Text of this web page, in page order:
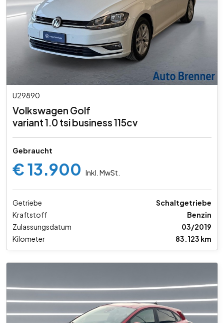
U29890
Volkswagen Golf
variant 1.0 tsi business 115cv
Gebraucht
€ 13.900 Inkl. MwSt.
Getriebe
Schaltgetriebe
Kraftstoff
Benzin
Zulassungsdatum
03/2019
Kilometer
83.123 km